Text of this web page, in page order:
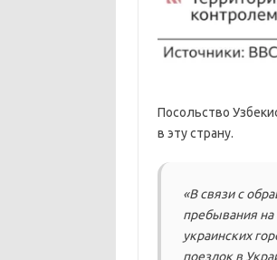
Посольство
в эту страну.
«В связи с
пребывания на
украинских
поездок в